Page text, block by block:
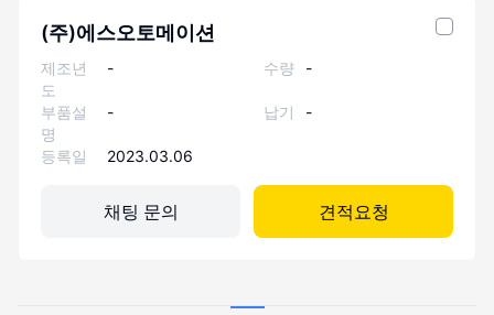
(주)에스오토메이션
제조년
도
- 수량 -
부품설
명
- 납기 -
등록일 2023.03.06
채팅 문의 견적요청